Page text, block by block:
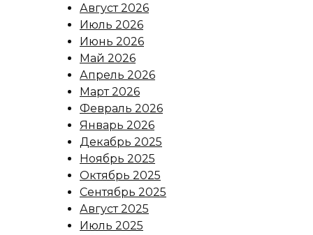
Август 2026
Июль 2026
Июнь 2026
Май 2026
Апрель 2026
Март 2026
Февраль 2026
Январь 2026
Декабрь 2025
Ноябрь 2025
Октябрь 2025
Сентябрь 2025
Август 2025
Июль 2025